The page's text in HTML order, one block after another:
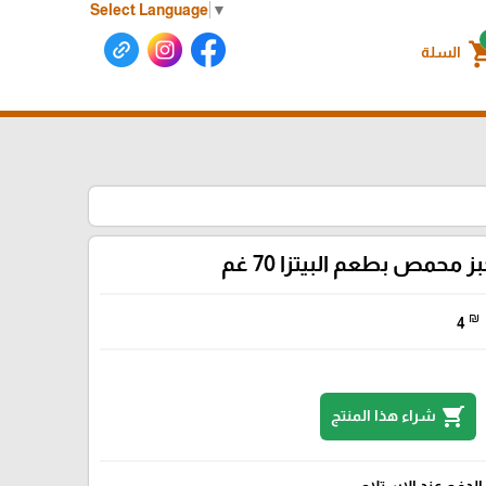
Select Language ▼
السلة
محمص بطعم البيتزا 70 غم
4 ₪
shopping_cart شراء هذا المنتج